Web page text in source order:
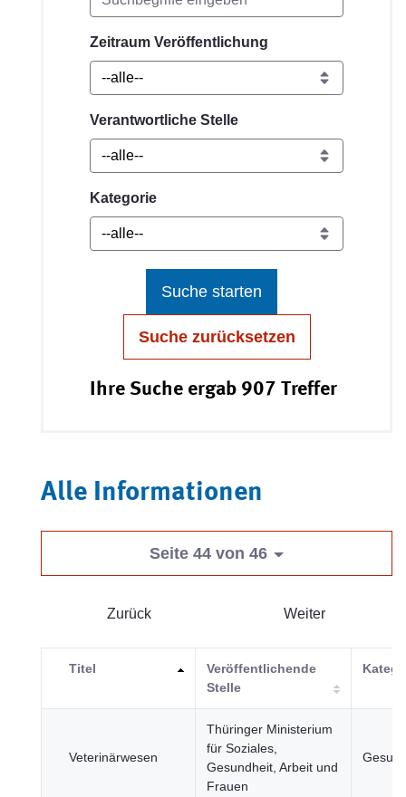
Zeitraum Veröffentlichung
Verantwortliche Stelle
Kategorie
Suche starten
Suche zurücksetzen
Ihre Suche ergab 907 Treffer
Alle Informationen
Seite 44 von 46
Zurück Weiter
Titel
Veröffentlichende
Stelle
Veterinärwesen
Thüringer Ministerium
für Soziales,
Gesundheit, Arbeit und
Frauen